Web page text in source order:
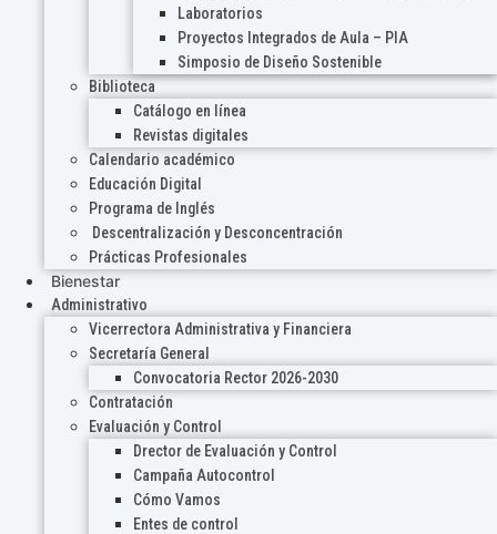
Laboratorios
Proyectos Integrados de Aula – PIA
Simposio de Diseño Sostenible
Biblioteca
Catálogo en línea
Revistas digitales
Calendario académico
Educación Digital
Programa de Inglés
Descentralización y Desconcentración
Prácticas Profesionales
Bienestar
Administrativo
Vicerrectora Administrativa y Financiera
Secretaría General
Convocatoria Rector 2026-2030
Contratación
Evaluación y Control
Drector de Evaluación y Control
Campaña Autocontrol
Cómo Vamos
Entes de control